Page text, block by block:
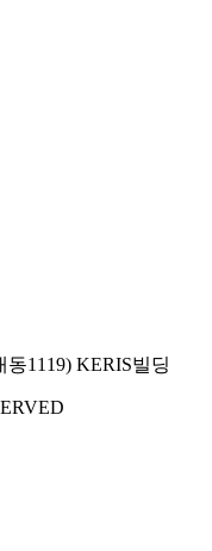
1119) KERIS빌딩